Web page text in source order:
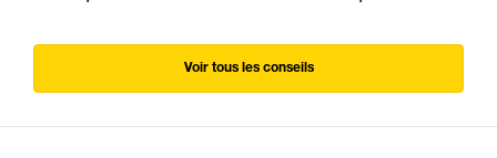
Voir tous les conseils